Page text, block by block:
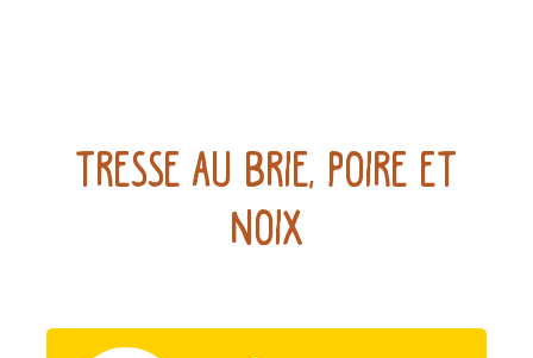
Tresse Au Brie, Poire Et
Noix